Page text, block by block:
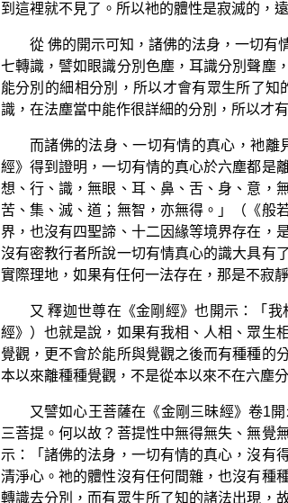
到這裡就不見了。所以衪的體性是寂滅的，
從 佛的開示可知，諸佛的法身，一切有
七轉識，譬如眼識分別色塵，耳識分別聲塵
能分別的細相分別，所以才會有眾生所了
識，在法塵當中能作很詳細的分別，所以才
而諸佛的法身、一切有情的真心，衪
經》得到證明，一切有情的真心於六塵都是
想、行、識，無眼、耳、鼻、舌、身、意，
苦、集、滅、道；無智，亦無得。」（《般
界，也沒有四聖諦、十二因緣等境界存在，
沒有密教行者所說一切有情真心的識大具有
實際理地，如果有任何一法存在，那是不寂
又 釋迦世尊在《金剛經》也開示：「
經》）也就是說，如果有我相、人相、眾生
覺觀，更不會於能所與覺觀之後而有種種的
本以來離種種覺觀，不是從本以來不在六塵
又譬如心王菩薩在《金剛三昧經》卷1
三菩提。何以故？菩提性中無得無失、無覺
示：「諸佛的法身，一切有情的真心，沒有
清淨心。祂的體性沒有任何間雜，也沒有種
轉識去分別，而有眾生所了知的諸法出現，